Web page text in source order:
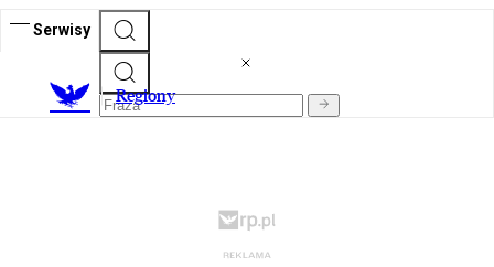
Serwisy
Regiony